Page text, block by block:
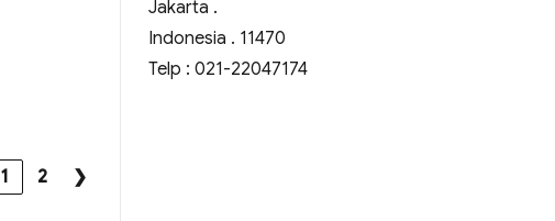
1 2 ❯
Jakarta .
Indonesia . 11470
Telp : 021-22047174